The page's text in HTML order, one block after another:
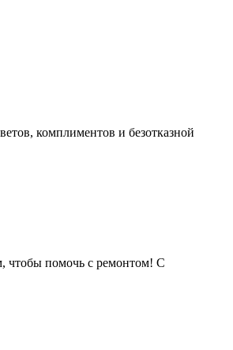
комплиментов и безотказной
чтобы помочь с ремонтом! С